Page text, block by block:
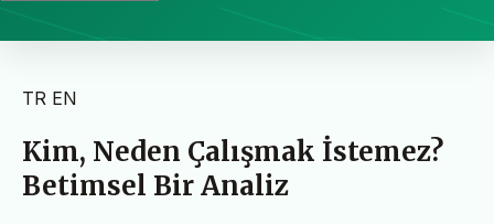
TR EN
Kim, Neden Çalışmak İstemez?
Betimsel Bir Analiz